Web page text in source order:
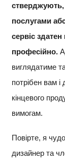
стверджують,
послугами
сервіс
професійно.
виглядатиме
потрібен вам
кінцевого
вимогам.
Повірте, я
дизайнер та